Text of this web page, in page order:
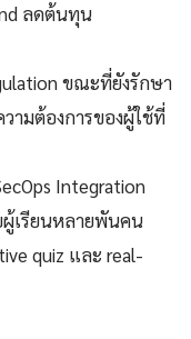
ลดต้นทุน
ขณะที่ยังรักษา
ามต้องการของผู้ใช้ที่
Integration
ผู้เรียนหลายพันคน
quiz และ real-